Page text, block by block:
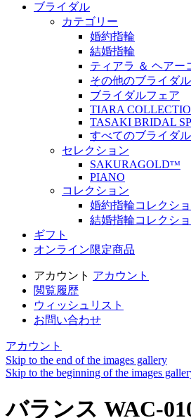
ブライダル
カテゴリー
婚約指輪
結婚指輪
ティアラ ＆ ヘアー
その他のブライダ
ブライダルフェア
TIARA
TASAKI BRIDAL
すべてのブライダル
セレクション
SAKURAGOLDᵀᴹ
PIANO
コレクション
婚約指輪コレクシ
結婚指輪コレクシ
ギフト
オンライン限定商品
アカウント アカウント
閲覧履歴
ウィッシュリスト
お問い合わせ
アカウント
Skip to the end of the images gallery
Skip to the beginning of the images
バランス WAC-